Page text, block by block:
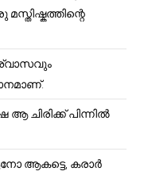
ആ ചിരിക്ക് പിന്നിൽ
ആകട്ടെ, കരാർ